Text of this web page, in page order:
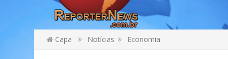
Capa Notícias Economia